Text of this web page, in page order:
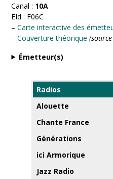
Canal : 10A
EId : F06C
–Carte interactive des
–Couverture théorique
Émetteur(s)
Radios
Alouette
Chante France
Générations
ici Armorique
Jazz Radio